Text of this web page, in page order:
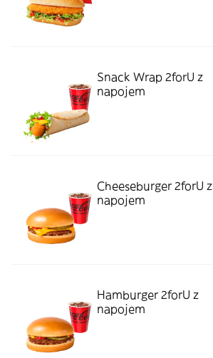
Snack Wrap 2forU z
napojem
Cheeseburger 2forU z
napojem
Hamburger 2forU z
napojem